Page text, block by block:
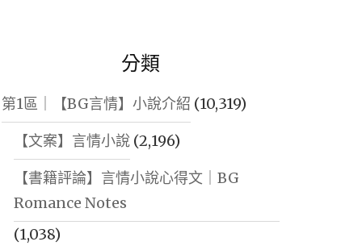
分類
第1區｜【BG言情】小說介紹 (10,319)
【文案】言情小說(2,196)
【書籍評論】言情小說心得文｜BG
Romance Notes
(1,038)